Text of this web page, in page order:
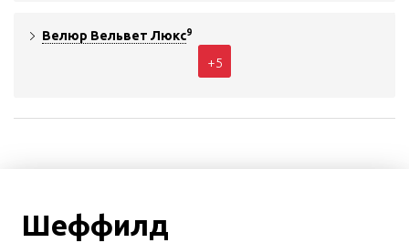
Велюр Вельвет Люкс9
+5
Шеффилд